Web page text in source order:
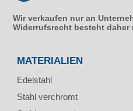
Wir verkaufen nur an
Widerrufsrecht besteht daher
MATERIALIEN
Edelstahl
Stahl verchromt